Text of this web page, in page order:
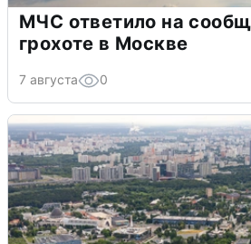
МЧС ответило на
грохоте в Москве
7 августа 0